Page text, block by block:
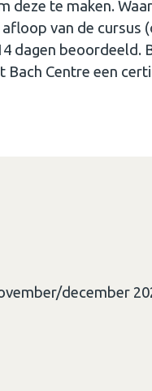
deze te maken.
van de cursus
dagen beoordeeld.
Bach Centre een
december